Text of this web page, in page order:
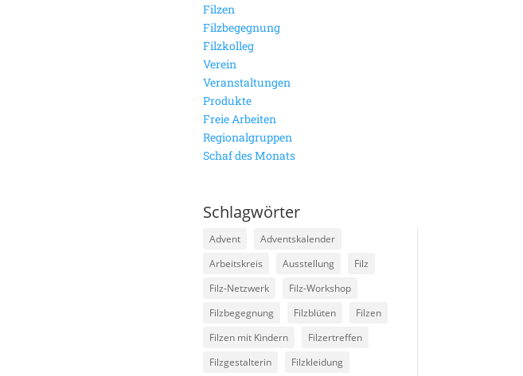
Filzen
Filzbegegnung
Filzkolleg
Verein
Veranstaltungen
Produkte
Freie Arbeiten
Regionalgruppen
Schaf des Monats
Schlagwörter
Advent
Adventskalender
Arbeitskreis
Ausstellung
Filz
Filz-Netzwerk
Filz-Workshop
Filzbegegnung
Filzblüten
Filzen
Filzen mit Kindern
Filzertreffen
Filzgestalterin
Filzkleidung